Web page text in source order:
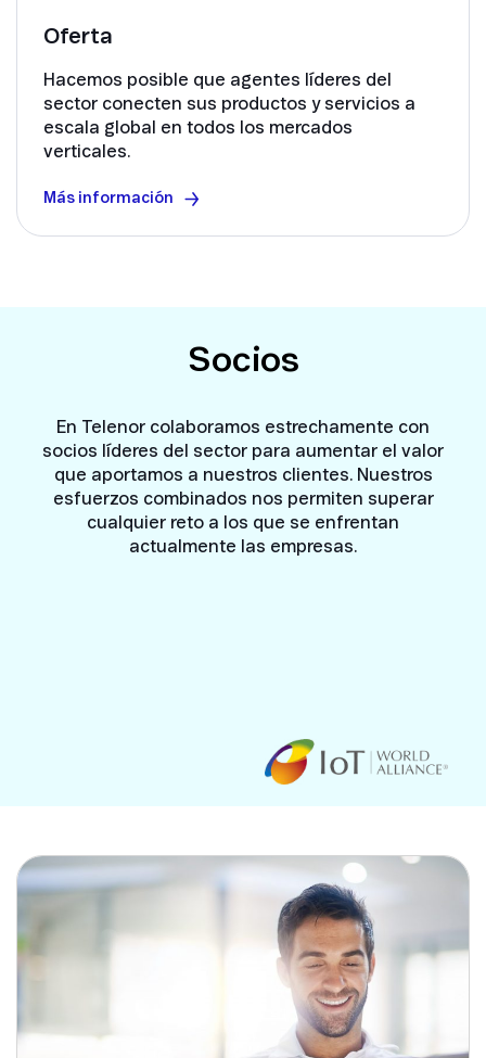
Oferta
Hacemos posible que agentes líderes del
sector conecten sus productos y servicios a
escala global en todos los mercados
verticales.
Más información
Socios
En Telenor colaboramos estrechamente con
socios líderes del sector para aumentar el valor
que aportamos a nuestros clientes. Nuestros
esfuerzos combinados nos permiten superar
cualquier reto a los que se enfrentan
actualmente las empresas.